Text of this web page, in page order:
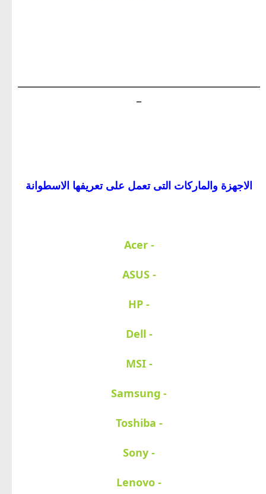
الاجهزة والماركات التى تعمل على تعريفها الاسطوانة
- Acer
- ASUS
- HP
- Dell
- MSI
- Samsung
- Toshiba
- Sony
- Lenovo